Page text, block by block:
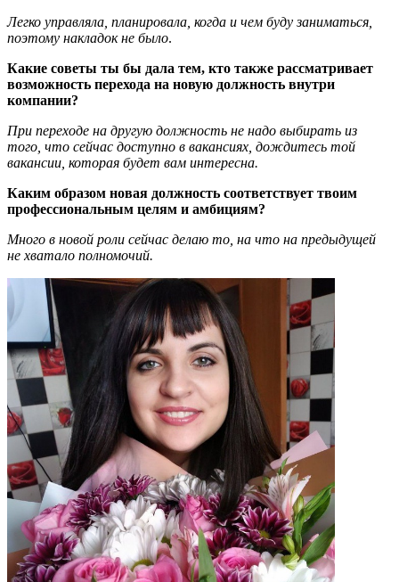
Легко управляла, планировала, когда и чем буду заниматься,
поэтому накладок не было.
Какие советы ты бы дала тем, кто также рассматривает
возможность перехода на новую должность внутри
компании?
При переходе на другую должность не надо выбирать из
того, что сейчас доступно в вакансиях, дождитесь той
вакансии, которая будет вам интересна.
Каким образом новая должность соответствует твоим
профессиональным целям и амбициям?
Много в новой роли сейчас делаю то, на что на предыдущей
не хватало полномочий.